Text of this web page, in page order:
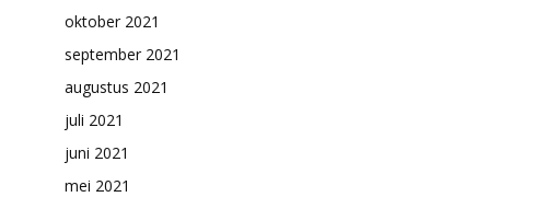
oktober 2021
september 2021
augustus 2021
juli 2021
juni 2021
mei 2021